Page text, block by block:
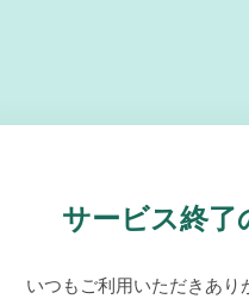
サービス終了
いつもご利用いただきあり